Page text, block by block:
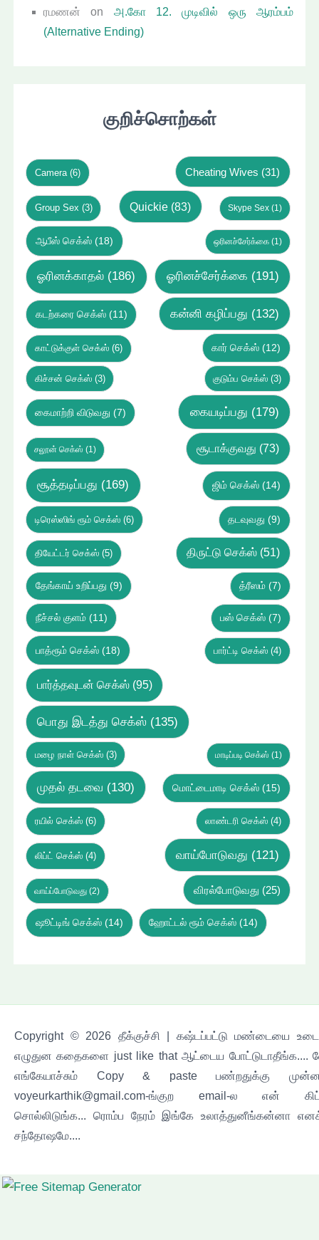
ரமணன் on அ.கோ 12. முடிவில் ஒரு ஆரம்பம்
(Alternative Ending)
குறிச்சொற்கள்
Camera (6) Cheating Wives (31)
Group Sex (3) Quickie (83) Skype Sex (1)
ஆபீஸ் செக்ஸ் (18) ஒரினச்சேர்க்கை (1)
ஓரினக்காதல் (186) ஓரினச்சேர்க்கை (191)
கடற்கரை செக்ஸ்(11) கன்னி கழிப்பது (132)
காட்டுக்குள் செக்ஸ் (6) கார் செக்ஸ் (12)
கிச்சன் செக்ஸ்(3) குடும்ப செக்ஸ் (3)
கைமாற்றி விடுவது (7) கையடிப்பது (179)
சலூன் செக்ஸ் (1) சூடாக்குவது (73)
சூத்தடிப்பது (169) ஜிம் செக்ஸ் (14)
டிரெஸ்ஸிங் ரூம் செக்ஸ் (6) தடவுவது (9)
தியேட்டர் செக்ஸ் (5) திருட்டு செக்ஸ்(51)
தேங்காய் உறிப்பது (9) த்ரீஸம்(7)
நீச்சல் குளம்(11) பஸ் செக்ஸ்(7)
பாத்ரூம் செக்ஸ் (18) பார்ட்டி செக்ஸ் (4)
பார்த்தவுடன் செக்ஸ்(95)
பொது இடத்து செக்ஸ் (135)
மழை நாள் செக்ஸ்(3) மாடிப்படி செக்ஸ் (1)
முதல் தடவை (130) மொட்டைமாடி செக்ஸ்(15)
ரயில் செக்ஸ் (6) லாண்டரி செக்ஸ் (4)
லிப்ட் செக்ஸ்(4) வாய்போடுவது (121)
வாய்ப்போடுவது (2) விரல்போடுவது (25)
ஷூட்டிங் செக்ஸ்(14) ஹோட்டல் ரூம் செக்ஸ்(14)
Copyright © 2026 தீக்குச்சி | கஷ்டப்பட்டு மண்டையை
எழுதுன கதைகளை just like that ஆட்டைய போட்டுடாதீங்க....
எங்கேயாச்சும் Copy & paste பண்றதுக்கு
voyeurkarthik@gmail.com-ங்குற email-ல என்
சொல்லிடுங்க... ரொம்ப நேரம் இங்கே உலாத்துனீங்கன்னா
சந்தோஷமே....